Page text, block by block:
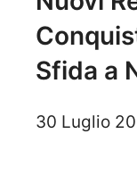
Sfida a
30 Luglio